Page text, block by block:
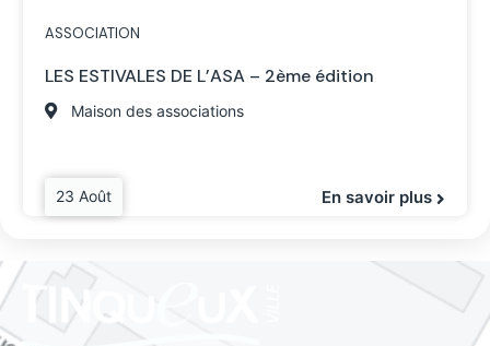
ASSOCIATION
LES ESTIVALES DE L’ASA – 2ème édition
Maison des associations
23 Août En savoir plus